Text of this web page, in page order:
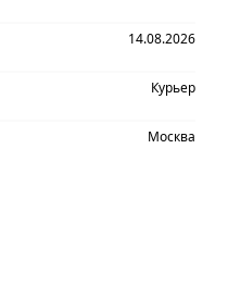
14.08.2026
Курьер
Москва